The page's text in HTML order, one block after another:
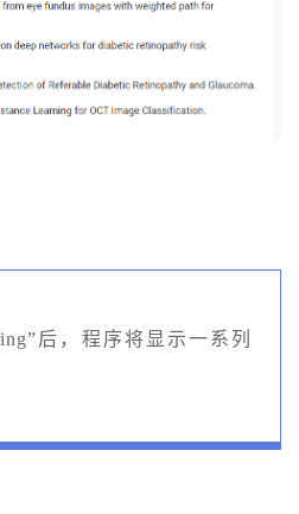
后，程序将显示一系列